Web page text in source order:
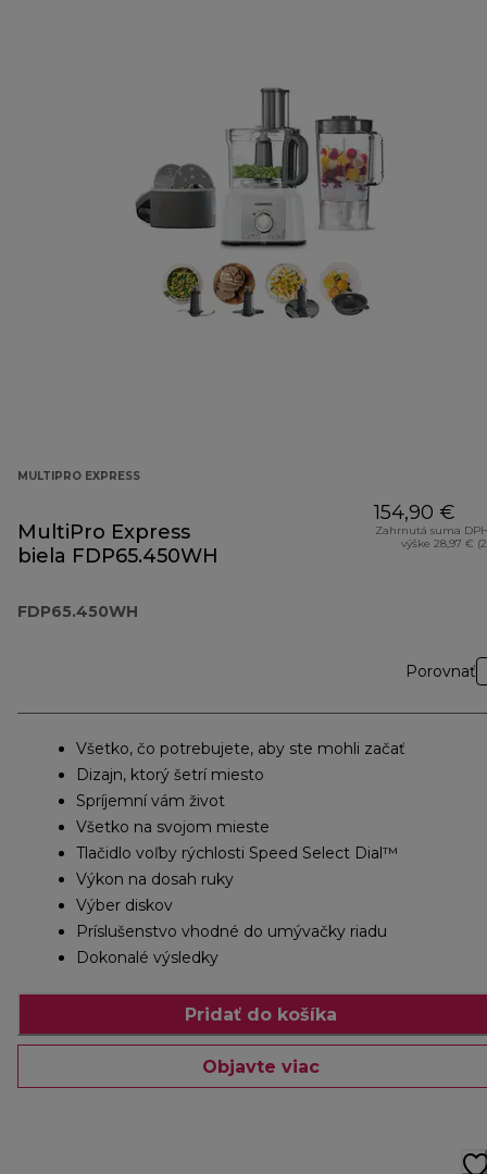
MULTIPRO EXPRESS
MultiPro Express
biela FDP65.450WH
FDP65.450WH
154,90 €
Zahrnutá suma
výške 28,97 €
Porovnať
Všetko, čo potrebujete, aby ste mohli začať
Dizajn, ktorý šetrí miesto
Spríjemní vám život
Všetko na svojom mieste
Tlačidlo voľby rýchlosti Speed ​​Select Dial™
Výkon na dosah ruky
Výber diskov
Príslušenstvo vhodné do umývačky riadu
Dokonalé výsledky
Pridať do košíka
Objavte viac